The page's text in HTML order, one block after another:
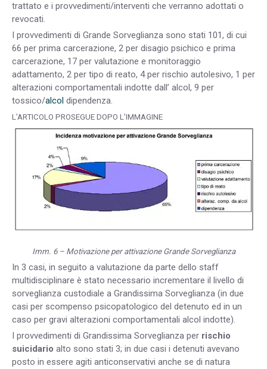
trattato e i provvedimenti/interventi che verranno adottati o
revocati.
I provvedimenti di Grande Sorveglianza sono stati 101, di cui
66 per prima carcerazione, 2 per disagio psichico e prima
carcerazione, 17 per valutazione e monitoraggio
adattamento, 2 per tipo di reato, 4 per rischio autolesivo, 1 per
alterazioni comportamentali indotte dall’ alcol, 9 per
tossico/alcol dipendenza.
L’ARTICOLO PROSEGUE DOPO L’IMMAGINE
Imm. 6 – Motivazione per attivazione Grande Sorveglianza
In 3 casi, in seguito a valutazione da parte dello staff
multidisciplinare è stato necessario incrementare il livello di
sorveglianza custodiale a Grandissima Sorveglianza (in due
casi per scompenso psicopatologico del detenuto ed in un
caso per gravi alterazioni comportamentali alcol indotte).
I provvedimenti di Grandissima Sorveglianza per rischio
suicidario alto sono stati 3; in due casi i detenuti avevano
posto in essere agiti anticonservativi anche se di natura